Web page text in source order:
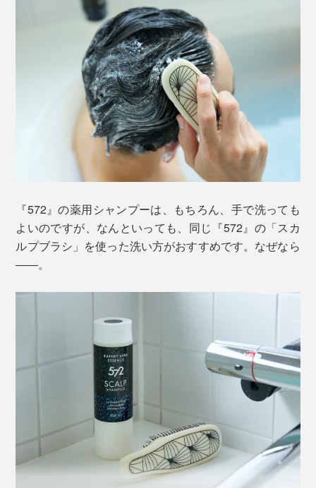
『572』は、2018年に誕生した、男性向けの頭皮ケアシ
MONOCOのベストセラー、「Jam Labelスカルプブラ
た実績をもとに開発した自信作です。
「スカルプブラシ」と、薬用の「シャンプー」「トリー
トメント」「育毛剤」の4点。
ぞれの効果を、頭皮に、髪に、すみずみまで行き渡らせ
有効成分のグリチルリチン酸２Kは、漢方の原料として
知られる、甘草（カンゾウ）の根から抽出。洗った後の
髪と頭皮に、うるおいを与えてくれます。
肌の荒れ対策に使われる、漢方の原料「甘草（カンゾウ）」の根
ほかにも、血行を刺激するといわれるワレモコウエキ
ス、ミネラルたっぷりの海藻エキスといった、自然由来
の成分もたっぷり。
『572』の薬用シャンプーは、もちろん、手で洗っても
よいのですが、なんといっても、同じ『572』の「スカ
ルプブラシ」を使った洗い方がおすすめです。なぜなら
――。